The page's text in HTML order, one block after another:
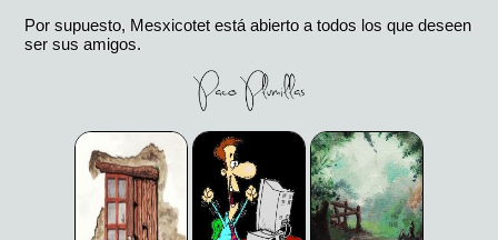
Por supuesto, Mesxicotet está abierto a todos los que deseen
ser sus amigos.